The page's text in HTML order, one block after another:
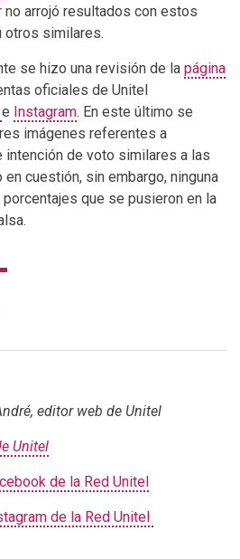
no arrojó resultados con estos
otros similares.
se hizo una revisión de la página
oficiales de Unitel
e Instagram. En este último se
imágenes referentes a
intención de voto similares a las
cuestión, sin embargo, ninguna
que se pusieron en la
editor web de Unitel
Unitel
de la Red Unitel
de la Red Unitel